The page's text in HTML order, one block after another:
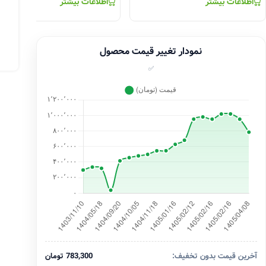
نمودار تغییر قیمت محصول
✅
آخرین قیمت بدون تخفیف:
783,300 تومان